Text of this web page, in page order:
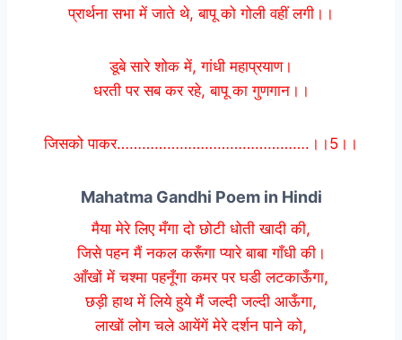
प्रार्थना सभा में जाते थे, बापू को गोली वहीं लगी।।
डूबे सारे शोक में, गांधी महाप्रयाण।
धरती पर सब कर रहे, बापू का गुणगान।।
जिसको पाकर……………………………………….।।5।।
Mahatma Gandhi Poem in Hindi
मैया मेरे लिए मँगा दो छोटी धोती खादी की,
जिसे पहन मैं नकल करूँगा प्यारे बाबा गाँधी की।
आँखों में चश्मा पहनूँगा कमर पर घडी लटकाऊँगा,
छड़ी हाथ में लिये हुये मैं जल्दी जल्दी आऊँगा,
लाखों लोग चले आयेंगें मेरे दर्शन पाने को,